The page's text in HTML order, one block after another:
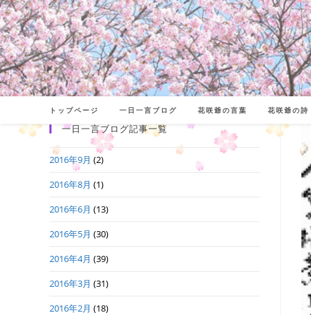
コ
ン
テ
ン
ツ
トップページ 一日一言ブログ 花咲爺の言葉 花咲爺の詩
一日一言ブログ記事一覧
2016年9月 (2)
2016年8月 (1)
2016年6月 (13)
2016年5月 (30)
2016年4月 (39)
2016年3月 (31)
2016年2月 (18)